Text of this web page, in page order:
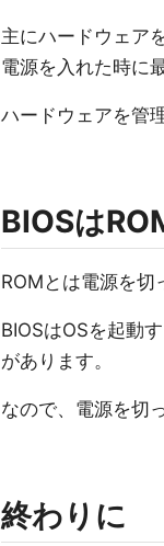
主にハードウェア
電源を入れた時に
ハードウェアを管
BIOSは
ROMとは電源を切
BIOSはOSを起動
があります。
なので、電源を切
終わりに